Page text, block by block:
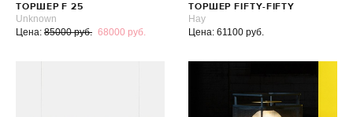
ТОРШЕР F 25
Unknown
Цена: 85000 руб. 68000 руб.
ТОРШЕР FIFTY-FIFTY
Hay
Цена: 61100 руб.